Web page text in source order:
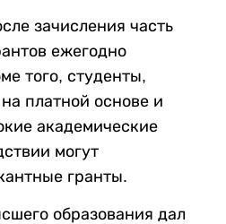
зачисления часть
ежегодно
того, студенты,
платной основе и
академические
могут
гранты.
образования дал